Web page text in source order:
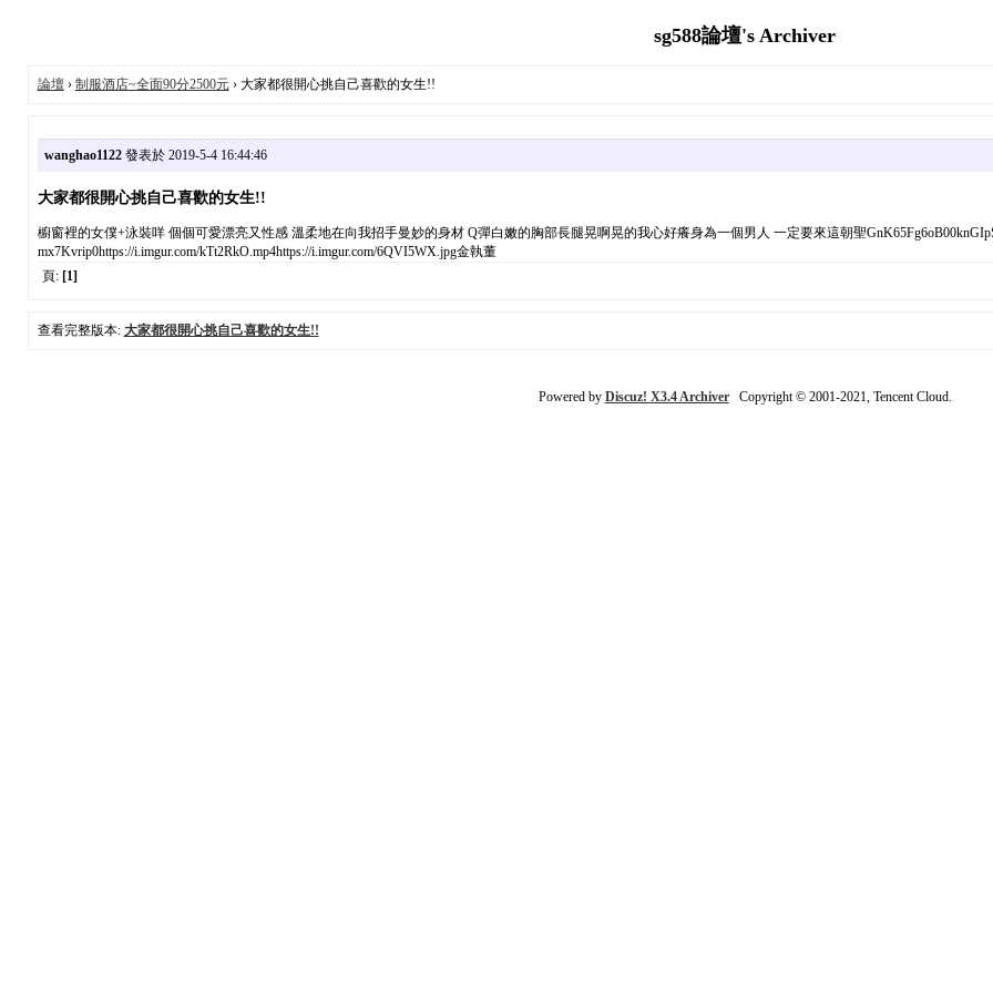
sg588論壇's Archiver
論壇› 制服酒店~全面90分2500元› 大家都很開心挑自己喜歡的女生!!
wanghao1122發表於 2019-5-4 16:44:46
大家都很開心挑自己喜歡的女生!!
櫥窗裡的女僕+泳裝咩 個個可愛漂亮又性感 溫柔地在向我招手曼妙的身材 Q彈白嫩的胸部長腿晃啊晃的我心好癢身為一個男人 一定要來這朝聖
mx7Kvrip0https://i.imgur.com/kTt2RkO.mp4https://i.imgur.com/6QVI5WX.jpg金執董
頁: [1]
查看完整版本: 大家都很開心挑自己喜歡的女生!!
Powered by Discuz! X3.4 ArchiverCopyright © 2001-2021, Tencent Cloud.